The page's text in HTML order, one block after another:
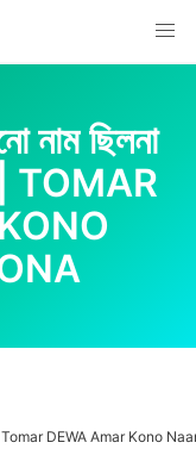
নাম ছিলনা
| TOMAR
| Tomar DEWA Amar Kono